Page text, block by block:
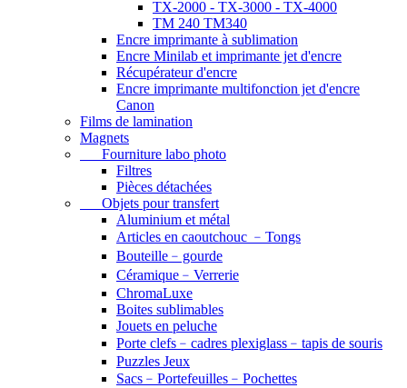
TX-2000 - TX-3000 - TX-4000
TM 240 TM340
Encre imprimante à sublimation
Encre Minilab et imprimante jet d'encre
Récupérateur d'encre
Encre imprimante multifonction jet d'encre
Canon
Films de lamination
Magnets
Fourniture labo photo
Filtres
Pièces détachées
Objets pour transfert
Aluminium et métal
Articles en caoutchouc ﹣Tongs
Bouteille﹣gourde
Céramique﹣Verrerie
ChromaLuxe
Boites sublimables
Jouets en peluche
Porte clefs﹣cadres plexiglass﹣tapis de souris
Puzzles Jeux
Sacs﹣Portefeuilles﹣Pochettes